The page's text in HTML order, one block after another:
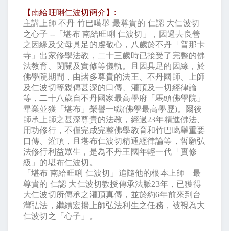
【南給旺唎仁波切簡介】 :
主講上師 不丹 竹巴噶舉 最尊貴的 仁認 大仁波切
之心子 -- 「堪布 南給旺唎 仁波切」，因過去良善
之因緣及父母具足的虔敬心，八歲於不丹「普那卡
寺」出家修學法教，二十三歲時已接受了完整的佛
法教育、閉關及實修等儀軌。且因具足的因緣，於
佛學院期間，由諸多尊貴的法王、不丹國師、上師
及仁波切等親傳甚深的口傳、灌頂及一切經律論
等，二十八歲自不丹國家最高學府「馬頭佛學院」
畢業並獲「堪布」榮譽一職(佛學最高學歷)。爾後
師承上師之甚深尊貴的法教，經過23年精進佛法、
用功修行，不僅完成完整佛學教育和竹巴噶舉重要
口傳、灌頂，且堪布仁波切精通經律論等，誓願弘
法修行利益眾生，是為不丹王國年輕一代「實修
級」的堪布仁波切。
「堪布 南給旺唎 仁波切」追隨他的根本上師—最
尊貴的 仁認 大仁波切教授傳承法脈23年，已獲得
大仁波切所傳承之灌頂真傳，並於約6年前來到台
灣弘法，繼續宏揚上師弘法利生之任務，被視為大
仁波切之「心子」。